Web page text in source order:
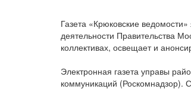
Газета «Крюковские
деятельности Правительства
коллективах, освещает и
Электронная газета управы
коммуникаций (Роскомнадзор).